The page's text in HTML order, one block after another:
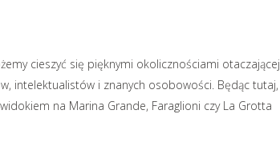
cieszyć się pięknymi okolicznościami otaczającej
intelektualistów i znanych osobowości. Będąc tutaj,
na Marina Grande, Faraglioni czy La Grotta